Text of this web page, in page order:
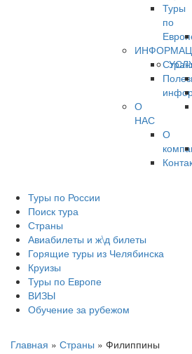
Туры
по
О
НАС
О
Туры по России
Поиск тура
Страны
Авиабилеты и ж\д билеты
Горящие туры из Челябинска
Круизы
Туры по Европе
ВИЗЫ
Обучение за рубежом
Главная » Страны » Филиппины